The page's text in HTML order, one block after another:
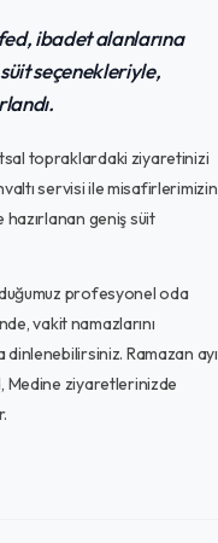
ibadet alanlarına
seçenekleriyle,
topraklardaki ziyaretinizi
servisi ile misafirlerimizin
geniş süit
profesyonel oda
vakit namazlarını
Ramazan ayı
Medine ziyaretlerinizde